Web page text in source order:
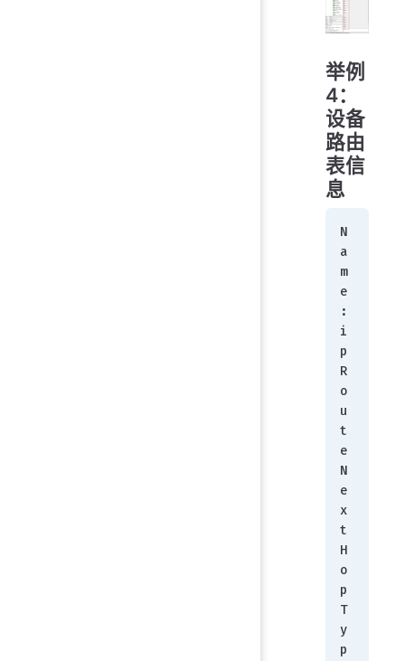
举例
4：
设备
路由
表信
息
N
a
m
e
:
i
p
R
o
u
t
e
N
e
x
t
H
o
p
T
y
p